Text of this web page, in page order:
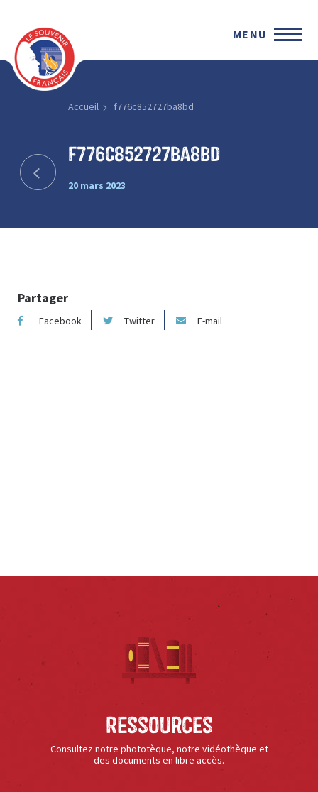
MENU
Accueil f776c852727ba8bd
f776c852727ba8bd
20 mars 2023
Partager
Facebook Twitter E-mail
Ressources
Consultez notre phototèque, notre vidéothèque et
des documents en libre accès.